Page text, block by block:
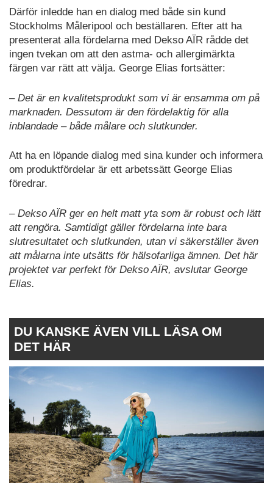
Därför inledde han en dialog med både sin kund
Stockholms Måleripool och beställaren. Efter att ha
presenterat alla fördelarna med Dekso AÏR rådde det
ingen tvekan om att den astma- och allergimärkta
färgen var rätt att välja. George Elias fortsätter:
– Det är en kvalitetsprodukt som vi är ensamma om på
marknaden. Dessutom är den fördelaktig för alla
inblandade – både målare och slutkunder.
Att ha en löpande dialog med sina kunder och informera
om produktfördelar är ett arbetssätt George Elias
föredrar.
– Dekso AÏR ger en helt matt yta som är robust och lätt
att rengöra. Samtidigt gäller fördelarna inte bara
slutresultatet och slutkunden, utan vi säkerställer även
att målarna inte utsätts för hälsofarliga ämnen. Det här
projektet var perfekt för Dekso AÏR, avslutar George
Elias.
DU KANSKE ÄVEN VILL LÄSA OM
DET HÄR